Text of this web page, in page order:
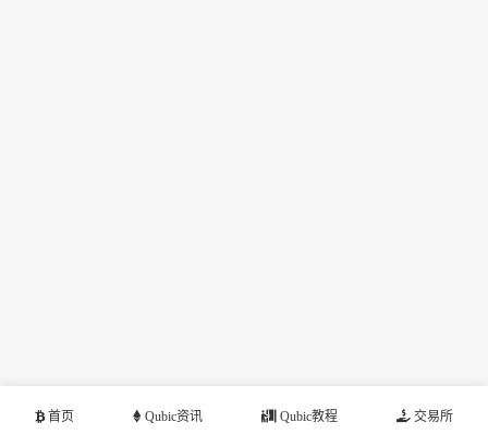
首页 Qubic资讯 Qubic教程 交易所